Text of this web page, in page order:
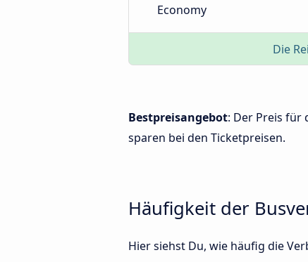
Economy
Die
Bestpreisangebot: Der Preis für
sparen bei den Ticketpreisen.
Häufigkeit der
Hier siehst Du, wie häufig die